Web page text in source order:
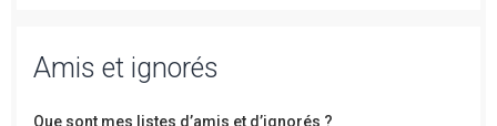
Amis et ignorés
Que sont mes listes d’amis et d’ignorés ?